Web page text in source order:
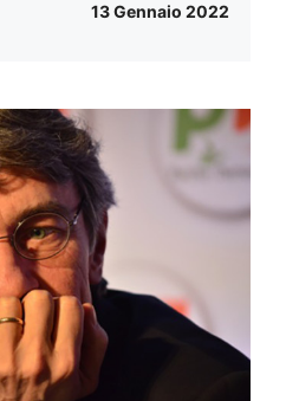
13 Gennaio 2022